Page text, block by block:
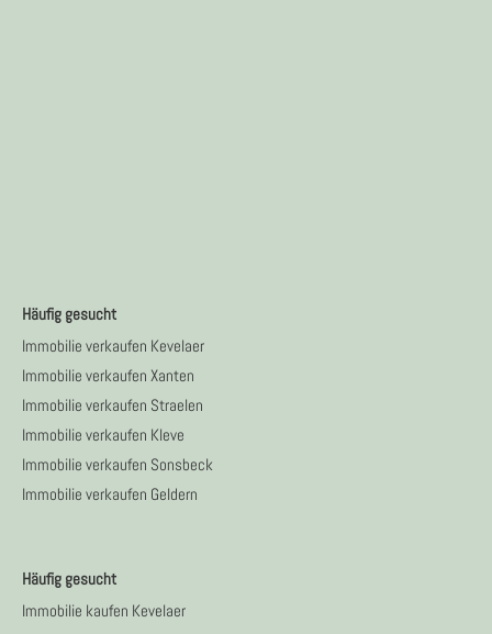
Häufig gesucht
Immobilie verkaufen Kevelaer
Immobilie verkaufen Xanten
Immobilie verkaufen Straelen
Immobilie verkaufen Kleve
Immobilie verkaufen Sonsbeck
Immobilie verkaufen Geldern
Häufig gesucht
Immobilie kaufen Kevelaer